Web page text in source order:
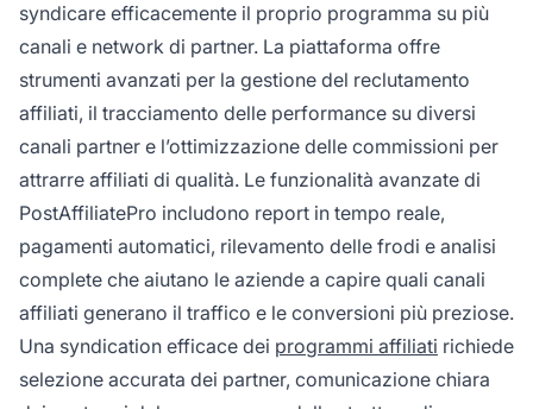
syndicare efficacemente il proprio programma su più
canali e network di partner. La piattaforma offre
strumenti avanzati per la gestione del reclutamento
affiliati, il tracciamento delle performance su diversi
canali partner e l’ottimizzazione delle commissioni per
attrarre affiliati di qualità. Le funzionalità avanzate di
PostAffiliatePro includono report in tempo reale,
pagamenti automatici, rilevamento delle frodi e analisi
complete che aiutano le aziende a capire quali canali
affiliati generano il traffico e le conversioni più preziose.
Una syndication efficace dei programmi affiliati richiede
selezione accurata dei partner, comunicazione chiara